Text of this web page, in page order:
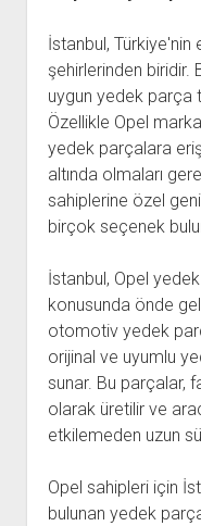
İstanbul, Türkiye'nin
şehirlerinden biridir.
uygun yedek parça
Özellikle Opel
yedek parçalara
altında olmaları
sahiplerine özel
birçok seçenek
İstanbul, Opel
konusunda önde
otomotiv yedek
orijinal ve uyumlu
sunar. Bu parçalar,
olarak üretilir ve
etkilemeden uzun
Opel sahipleri için
bulunan yedek